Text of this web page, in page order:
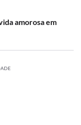
amorosa em